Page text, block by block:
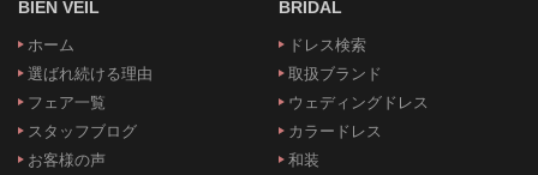
BIEN VEIL
ホーム
選ばれ続ける理由
フェア一覧
スタッフブログ
お客様の声
BRIDAL
ドレス検索
取扱ブランド
ウェディングドレス
カラードレス
和装